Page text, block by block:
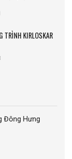
TRÌNH KIRLOSKAR
Đông Hưng